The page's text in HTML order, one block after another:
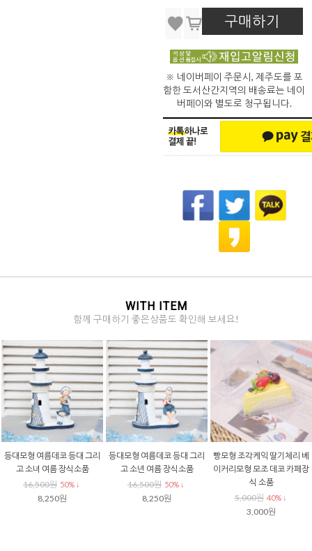
구매하기
※ 네이버페이 주문시, 제주도를 포
함한 도서산간지역의 배송료는 네이
버페이와 별도로 청구됩니다.
WITH ITEM
함께 구매하기 좋은상품도 확인해 보세요!
등대모형 여름데코 등대 그리
고 소녀 여름 장식소품
16,500원 50% ↓
8,250원
등대모형 여름데코 등대 그리
고 소년 여름 장식소품
16,500원 50% ↓
8,250원
빵모형 조각케익 딸기체리 베
이커리모형 모조 데코 카페장
식 소품
5,000원 40% ↓
3,000원